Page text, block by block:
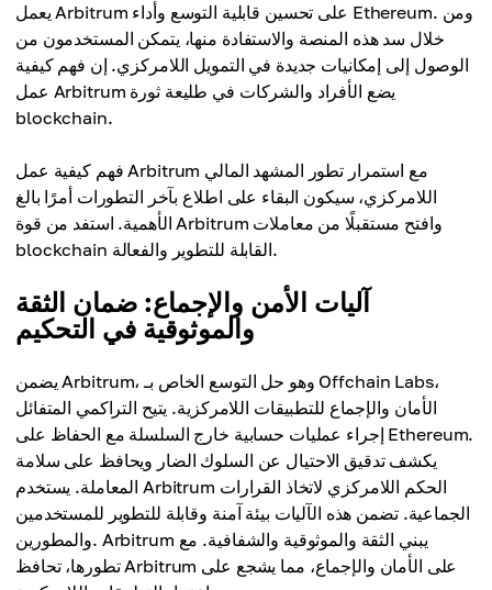
يعمل Arbitrum على تحسين قابلية التوسع وأداء Ethereum. ومن
خلال سد هذه المنصة والاستفادة منها، يتمكن المستخدمون من
الوصول إلى إمكانيات جديدة في التمويل اللامركزي. إن فهم كيفية
عمل Arbitrum يضع الأفراد والشركات في طليعة ثورة
blockchain.
فهم كيفية عمل Arbitrum مع استمرار تطور المشهد المالي
اللامركزي، سيكون البقاء على اطلاع بآخر التطورات أمرًا بالغ
الأهمية. استفد من قوة Arbitrum وافتح مستقبلًا من معاملات
blockchain القابلة للتطوير والفعالة.
آليات الأمن والإجماع: ضمان الثقة
والموثوقية في التحكيم
يضمن Arbitrum، وهو حل التوسع الخاص بـ Offchain Labs،
الأمان والإجماع للتطبيقات اللامركزية. يتيح التراكمي المتفائل
إجراء عمليات حسابية خارج السلسلة مع الحفاظ على Ethereum.
يكشف تدقيق الاحتيال عن السلوك الضار ويحافظ على سلامة
المعاملة. يستخدم Arbitrum الحكم اللامركزي لاتخاذ القرارات
الجماعية. تضمن هذه الآليات بيئة آمنة وقابلة للتطوير للمستخدمين
والمطورين. Arbitrum يبني الثقة والموثوقية والشفافية. مع
تطورها، تحافظ Arbitrum على الأمان والإجماع، مما يشجع على